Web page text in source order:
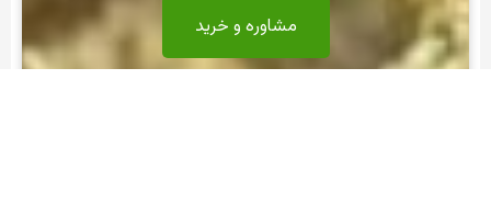
مشاوره و خرید